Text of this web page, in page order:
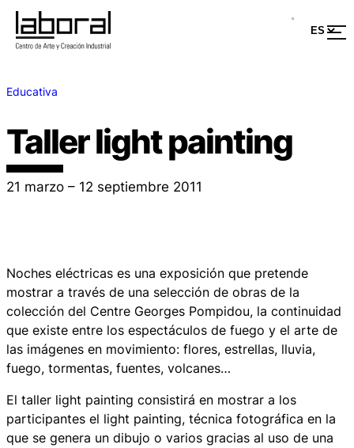
Educativa
Taller light painting
21 marzo – 12 septiembre 2011
Noches eléctricas es una exposición que pretende
mostrar a través de una selección de obras de la
colección del Centre Georges Pompidou, la continuidad
que existe entre los espectáculos de fuego y el arte de
las imágenes en movimiento: flores, estrellas, lluvia,
fuego, tormentas, fuentes, volcanes…
El taller light painting consistirá en mostrar a los
participantes el light painting, técnica fotográfica en la
que se genera un dibujo o varios gracias al uso de una